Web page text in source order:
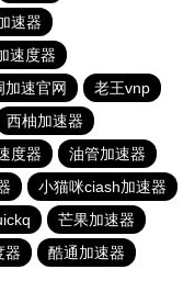
速器
速度器
加速官网
老王vnp
西柚加速器
度器
油管加速器
小猫咪ciash加速器
芒果加速器
器
酷通加速器